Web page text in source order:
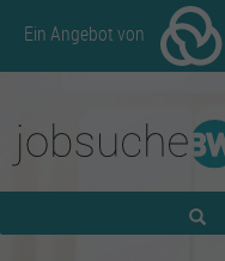
Ein Angebot von